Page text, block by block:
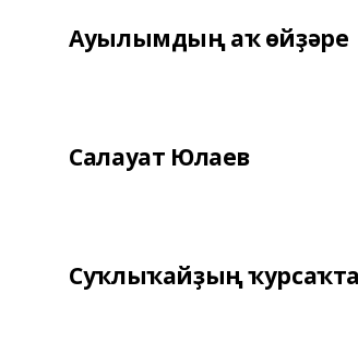
Ауылымдың аҡ өйҙәре
Салауат Юлаев
Суҡлыҡайҙың